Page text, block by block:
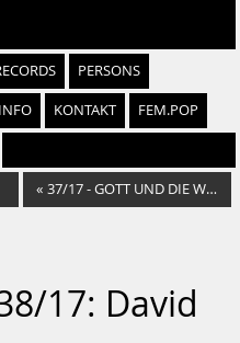
PERSONS
INFO KONTAKT FEM.POP
« 37/17 - GOTT UND DIE WELT
17: David